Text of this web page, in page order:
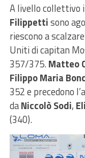
A livello collettivo
Filippettisono
riescono a
Uniti di capitan
357/375.Matteo
Filippo Maria
352 e precedono
daNiccolò Sodi,
(340).